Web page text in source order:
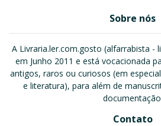
Sobre nós
A Livraria.ler.com.gosto (alfarrabista -
em Junho 2011 e está vocacionada
antigos, raros ou curiosos (em
e literatura), para além de
Contato